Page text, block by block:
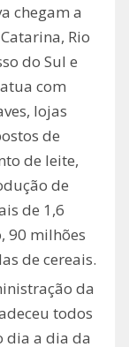
chegam a
Rio
do Sul e
com
lojas
de
de leite,
de
de 1,6
90 milhões
de cereais.
da
todos
dia a dia da